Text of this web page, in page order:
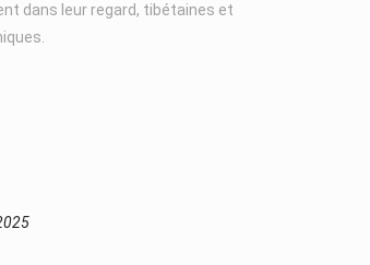
dans leur regard, tibétaines et